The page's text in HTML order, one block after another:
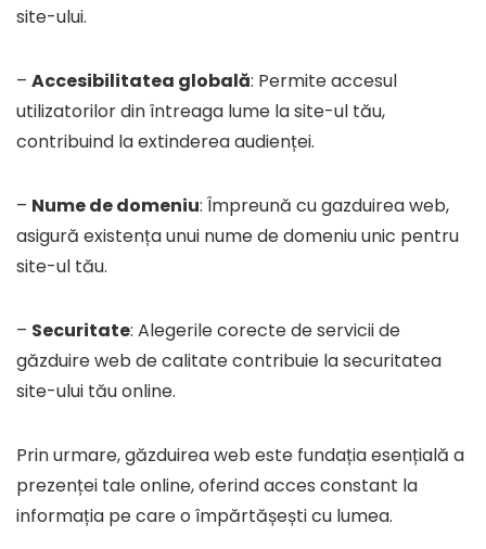
site-ului.
– Accesibilitatea globală: Permite accesul
utilizatorilor din întreaga lume la site-ul tău,
contribuind la extinderea audienței.
– Nume de domeniu: Împreună cu gazduirea web,
asigură existența unui nume de domeniu unic pentru
site-ul tău.
– Securitate: Alegerile corecte de servicii de
găzduire web de calitate contribuie la securitatea
site-ului tău online.
Prin urmare, găzduirea web este fundația esențială a
prezenței tale online, oferind acces constant la
informația pe care o împărtășești cu lumea.